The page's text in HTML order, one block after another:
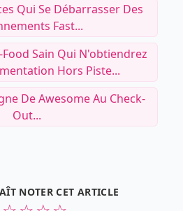
Qui Se Débarrasser Des
Fast...
Sain Qui N'obtiendrez
Hors Piste...
De Awesome Au Check-
Out...
NOTER CET ARTICLE